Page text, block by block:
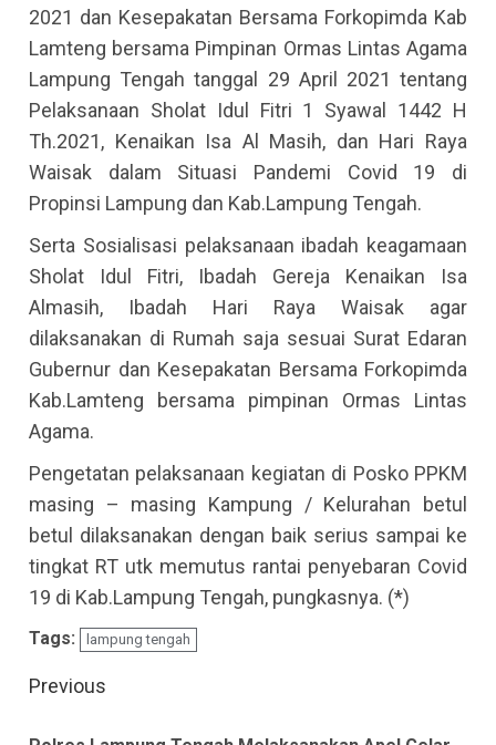
2021 dan Kesepakatan Bersama Forkopimda Kab
Lamteng bersama Pimpinan Ormas Lintas Agama
Lampung Tengah tanggal 29 April 2021 tentang
Pelaksanaan Sholat Idul Fitri 1 Syawal 1442 H
Th.2021, Kenaikan Isa Al Masih, dan Hari Raya
Waisak dalam Situasi Pandemi Covid 19 di
Propinsi Lampung dan Kab.Lampung Tengah.
Serta Sosialisasi pelaksanaan ibadah keagamaan
Sholat Idul Fitri, Ibadah Gereja Kenaikan Isa
Almasih, Ibadah Hari Raya Waisak agar
dilaksanakan di Rumah saja sesuai Surat Edaran
Gubernur dan Kesepakatan Bersama Forkopimda
Kab.Lamteng bersama pimpinan Ormas Lintas
Agama.
Pengetatan pelaksanaan kegiatan di Posko PPKM
masing – masing Kampung / Kelurahan betul
betul dilaksanakan dengan baik serius sampai ke
tingkat RT utk memutus rantai penyebaran Covid
19 di Kab.Lampung Tengah, pungkasnya. (*)
Tags: lampung tengah
Continue
Previous